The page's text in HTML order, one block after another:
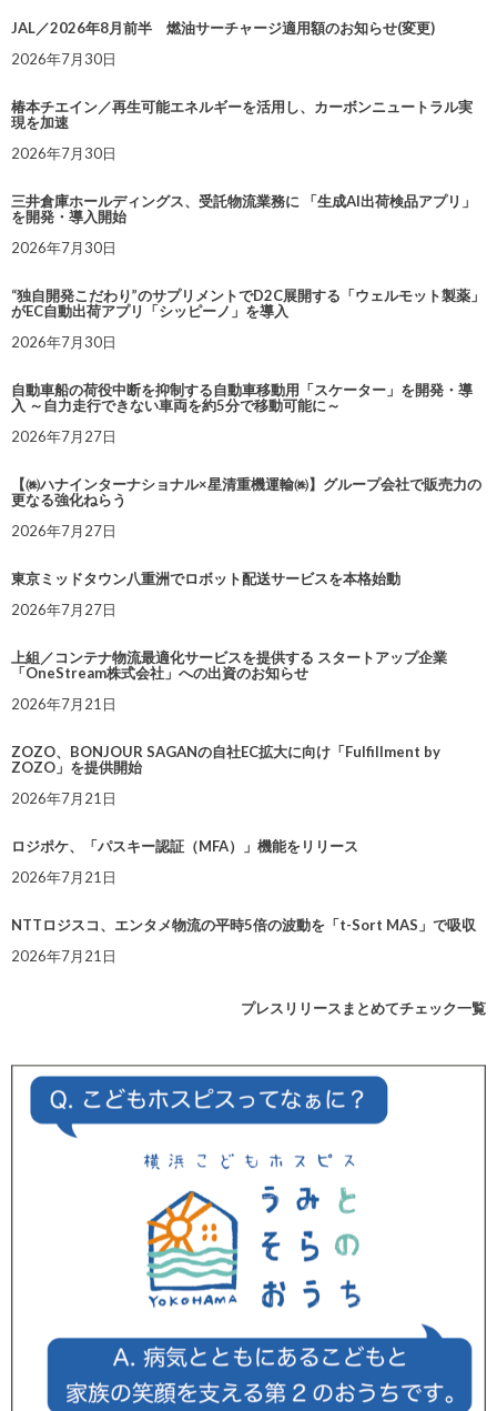
JAL／2026年8月前半 燃油サーチャージ適用額のお知らせ(変更)
2026年7月30日
椿本チエイン／再生可能エネルギーを活用し、カーボンニュートラル実
現を加速
2026年7月30日
三井倉庫ホールディングス、受託物流業務に 「生成AI出荷検品アプリ」
を開発・導入開始
2026年7月30日
“独自開発こだわり”のサプリメントでD2C展開する「ウェルモット製薬」
がEC自動出荷アプリ「シッピーノ」を導入
2026年7月30日
自動車船の荷役中断を抑制する自動車移動用「スケーター」を開発・導
入 ～自力走行できない車両を約5分で移動可能に～
2026年7月27日
【㈱ハナインターナショナル×星清重機運輸㈱】グループ会社で販売力の
更なる強化ねらう
2026年7月27日
東京ミッドタウン八重洲でロボット配送サービスを本格始動
2026年7月27日
上組／コンテナ物流最適化サービスを提供する スタートアップ企業
「OneStream株式会社」への出資のお知らせ
2026年7月21日
ZOZO、BONJOUR SAGANの自社EC拡大に向け「Fulfillment by
ZOZO」を提供開始
2026年7月21日
ロジポケ、「パスキー認証（MFA）」機能をリリース
2026年7月21日
NTTロジスコ、エンタメ物流の平時5倍の波動を「t-Sort MAS」で吸収
2026年7月21日
プレスリリースまとめてチェック一覧